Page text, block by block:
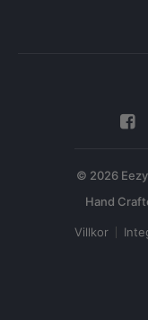
© 2026
Villkor